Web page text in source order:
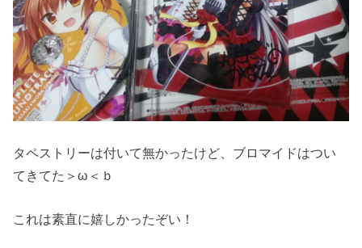
タペストリーは付いて無かったけど、ブロマイドはつい
てきてた＞ω＜ｂ
これは素直に嬉しかったぞい！